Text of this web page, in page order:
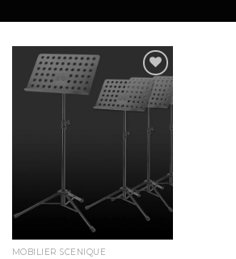
Ajouter
à la liste
de
MOBILIER SCENIQUE